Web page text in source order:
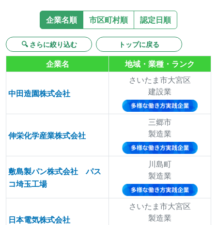
企業名順 市区町村順 認定日順
🔍 さらに絞り込む トップに戻る
企業名 地域・業種・ランク
中田造園株式会社
さいたま市大宮区
建設業
伸栄化学産業株式会社
三郷市
製造業
敷島製パン株式会社 パス
コ埼玉工場
川島町
製造業
日本電気株式会社
さいたま市大宮区
製造業